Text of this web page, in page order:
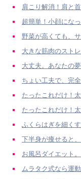
肩こり解消！肩と
超簡単！小顔にな
野菜が高くても、
大きな筋肉のスト
大丈夫。あなたの
ちょい工夫で、完
たったこれだけ！
たったこれだけ！
ふくらはぎを細く
下半身が痩せると
お風呂ダイエット
ムラタク式なら運